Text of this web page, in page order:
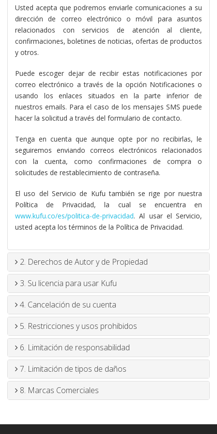
Usted acepta que podremos enviarle comunicaciones a su
dirección de correo electrónico o móvil para asuntos
relacionados con servicios de atención al cliente,
confirmaciones, boletines de noticias, ofertas de productos
y otros.
Puede escoger dejar de recibir estas notificaciones por
correo electrónico a través de la opción Notificaciones o
usando los enlaces situados en la parte inferior de
nuestros emails. Para el caso de los mensajes SMS puede
hacer la solicitud a través del formulario de contacto.
Tenga en cuenta que aunque opte por no recibirlas, le
seguiremos enviando correos electrónicos relacionados
con la cuenta, como confirmaciones de compra o
solicitudes de restablecimiento de contraseña.
El uso del Servicio de Kufu también se rige por nuestra
Política de Privacidad, la cual se encuentra en
www.kufu.co/es/politica-de-privacidad. Al usar el Servicio,
usted acepta los términos de la Política de Privacidad.
2. Derechos de Autor y de Propiedad
3. Su licencia para usar Kufu
4. Cancelación de su cuenta
5. Restricciones y usos prohibidos
6. Limitación de responsabilidad
7. Limitación de tipos de daños
8. Marcas Comerciales